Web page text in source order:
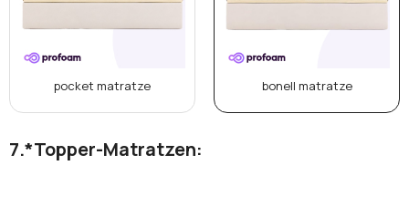
pocket matratze bonell matratze
*Topper-Matratzen: